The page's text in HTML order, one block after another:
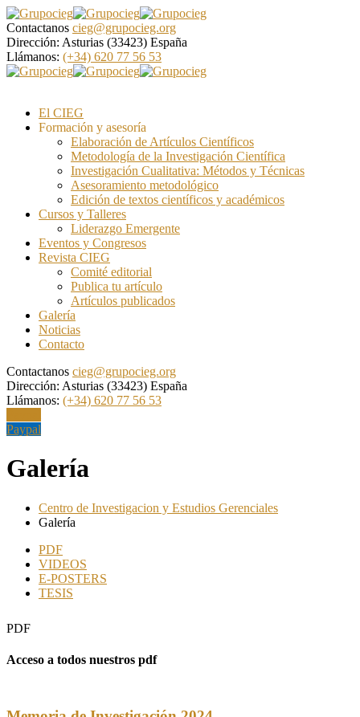
Contactanos cieg@grupocieg.org
Dirección: Asturias (33423) España
Llámanos: (+34) 620 77 56 53
El CIEG
Formación y asesoría
Elaboración de Artículos Científicos
Metodología de la Investigación Científica
Investigación Cualitativa: Métodos y Técnicas
Asesoramiento metodológico
Edición de textos científicos y académicos
Cursos y Talleres
Liderazgo Emergente
Eventos y Congresos
Revista CIEG
Comité editorial
Publica tu artículo
Artículos publicados
Galería
Noticias
Contacto
Contactanos cieg@grupocieg.org
Dirección: Asturias (33423) España
Llámanos: (+34) 620 77 56 53
Paypal
Galería
Centro de Investigacion y Estudios Gerenciales
Galería
PDF
VIDEOS
E-POSTERS
TESIS
PDF
Acceso a todos nuestros pdf